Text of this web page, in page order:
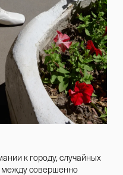
к городу, случайных
между совершенно